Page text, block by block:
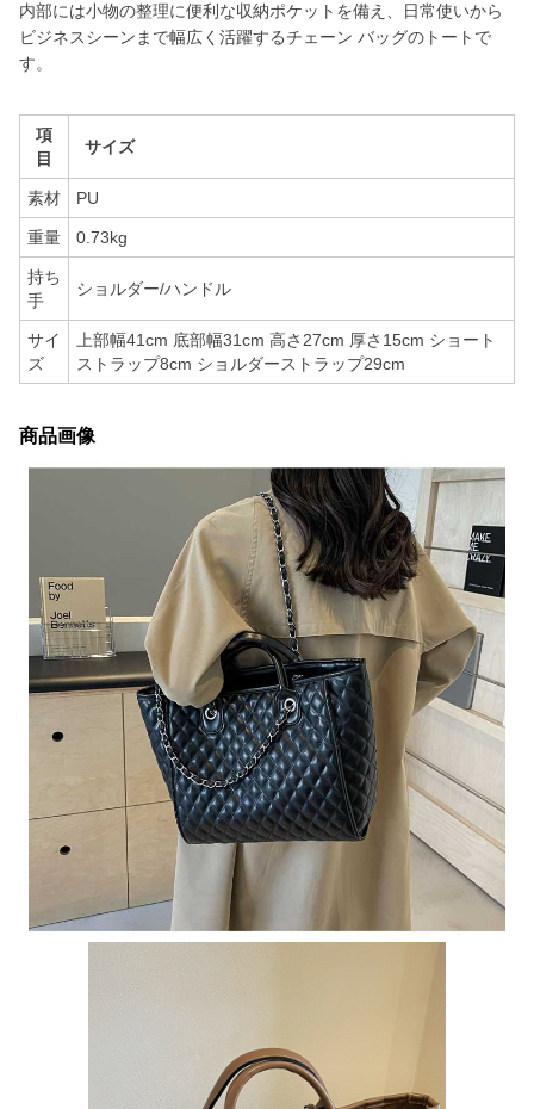
内部には小物の整理に便利な収納ポケットを備え、日常使いから
ビジネスシーンまで幅広く活躍するチェーン バッグのトートで
す。
項
目
サイズ
素材 PU
重量 0.73kg
持ち
手
ショルダー/ハンドル
サイ
ズ
上部幅41cm 底部幅31cm 高さ27cm 厚さ15cm ショート
ストラップ8cm ショルダーストラップ29cm
商品画像